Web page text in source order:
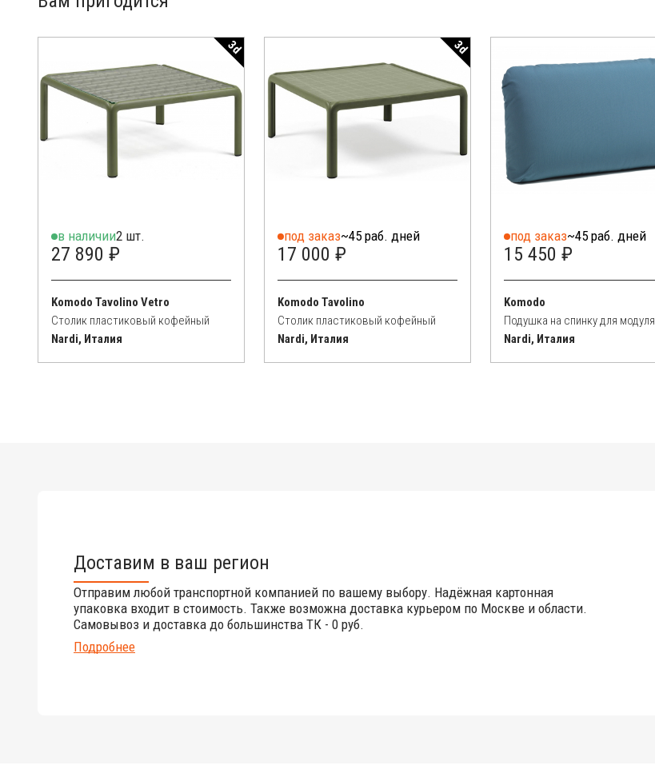
3d
в наличии2 шт.
27 890 ₽
Komodo Tavolino Vetro
Столик пластиковый кофейный
Nardi, Италия
3d
под заказ~45 раб. дней
17 000 ₽
Komodo Tavolino
Столик пластиковый кофейный
Nardi, Италия
под заказ~45 раб. дней
15 450 ₽
Komodo
Подушка на спинку для модуля
Nardi, Италия
Доставим в ваш регион
Отправим любой транспортной компанией по вашему выбору. Надёжная картонная
упаковка входит в стоимость. Также возможна доставка курьером по Москве и области.
Самовывоз и доставка до большинства ТК - 0 руб.
Подробнее